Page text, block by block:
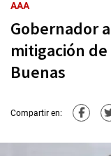
AAA
Gobernador
mitigación
Buenas
Compartir en: